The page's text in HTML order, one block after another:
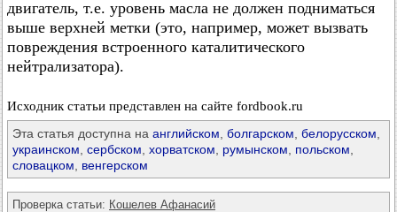
двигатель, т.е. уровень масла не должен подниматься
выше верхней метки (это, например, может вызвать
повреждения встроенного каталитического
нейтрализатора).
Исходник статьи представлен на сайте fordbook.ru
Эта статья доступна на английском болгарском белорусском
украинском сербском хорватском румынском польском
словацком
венгерском
Проверка статьи: Кошелев Афанасий